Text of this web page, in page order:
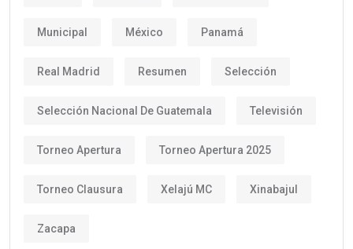
Municipal México Panamá
Real Madrid Resumen Selección
Selección Nacional De Guatemala Televisión
Torneo Apertura Torneo Apertura 2025
Torneo Clausura Xelajú MC Xinabajul
Zacapa